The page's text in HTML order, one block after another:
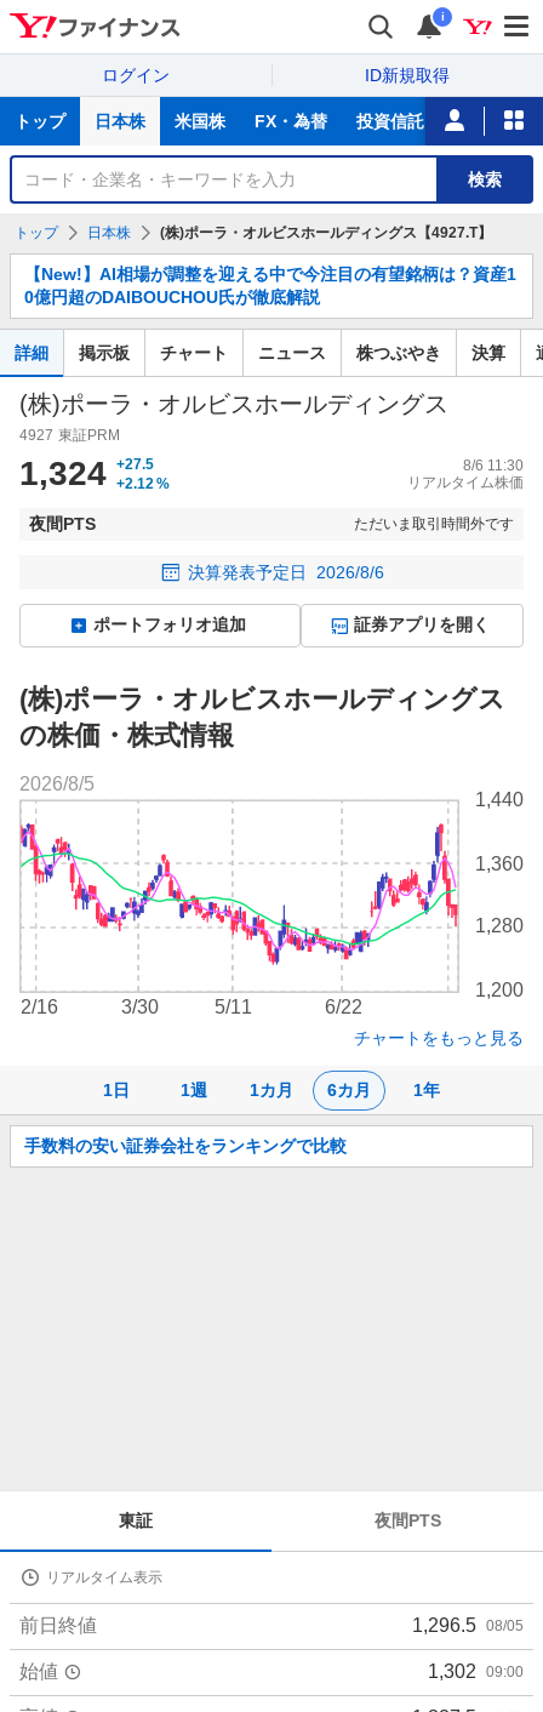
i
ログイン ID新規取得
サ
トップ 日本株 米国株 FX・為替 投資信託 ニュース
銘
検
検索
トップ 日本株 (株)ポーラ・オルビスホールディングス【4927.T】
知
ら
せ
【New!】AI相場が調整を迎える中で今注目の有望銘柄は？資産1
0億円超のDAIBOUCHOU氏が徹底解説
詳細 掲示板 チャート ニュース 株つぶやき 決算
(株)ポーラ・オルビスホールディングス
4927 東証PRM
1,324 +27.5
+2.12 %
8/6 11:30
リアルタイム株価
夜間PTS ただいま取引時間外です
決算発表予定日 2026/8/6
ポートフォリオ追加 証券アプリを開く
(株)ポーラ・オルビスホールディングス
の株価・株式情報
1日 1週 1カ月 6カ月 1年
1,200
1,280
1,360
1,440
2/16 3/30 5/11 6/22
2026/8/5
チャートをもっと見る
お
知
手数料の安い証券会社をランキングで比較
詳
値
東証 夜間PTS
リアルタイム表示
前日終値 1,296.5 08/05
始値 1,302 09:00